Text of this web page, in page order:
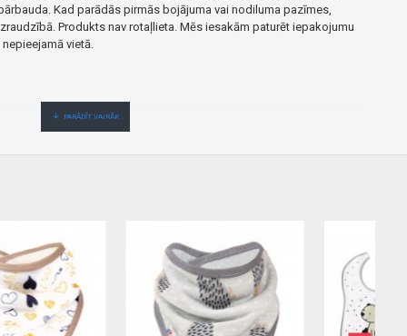
Kad parādās pirmās bojājuma vai nodiluma pazīmes,
Produkts nav rotaļlieta. Mēs iesakām paturēt iepakojumu
vietā.
gaidīšanas.Cenas no vairumtirgotāja.